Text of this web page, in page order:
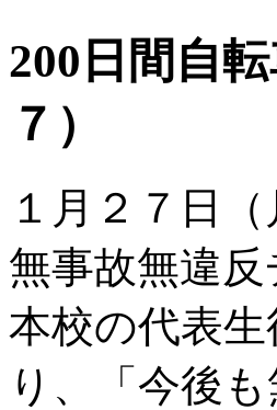
200日間自
７）
１月２７日
無事故無違
本校の代表
り、「今後